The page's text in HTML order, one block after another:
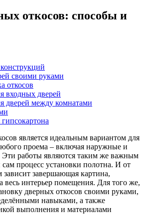
откосов: способы и
своими руками
откосов
входных дверей
дверей между комнатами
является идеальным вариантом для
проема – включая наружные и
работы являются таким же важным
процесс установки полотна. И от
зависит завершающая картина,
весь интерьер помещения. Для того же,
дверных откосов своими руками,
навыками, а также
выполнения и материалами